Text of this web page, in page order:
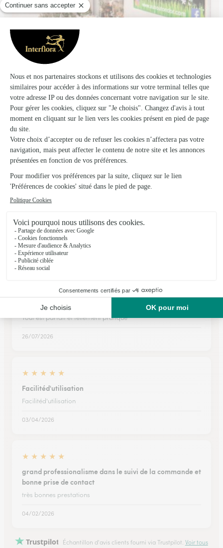
Au Bouton D’or
Saint Juery
★★★4.7 (185)
30, avenue Germain Téqui
Voir la boutique
Ils ont fait livrer des fleurs ou une plante à
Andillac
★ ★ ★ ★
UTILISATION FACILE ET BEAUCOUP DE…
UTILISATION FACILE ET BEAUCOUP DE MODELES
18/04/2026
★
Tout est parfait et tellement pratique
Tout est parfait et tellement pratique
26/07/2026
★ ★ ★ ★ ★
Facilitéd'utilisation
Facilitéd'utilisation
03/04/2026
★ ★ ★ ★ ★
grand professionalisme dans le suivi de la commande et
bonne prise de contact
très bonnes prestations
04/02/2026
Trustpilot Échantillon d'avis clients fourni via Trustpilot. Voir tous